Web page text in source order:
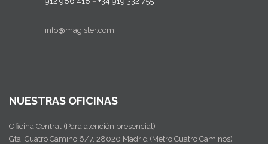
info@magister.com
NUESTRAS OFICINAS
Oficina Central (Para atención presencial)
Gta. Cuatro Camino 6/7, 28020 Madrid (Metro Cuatro Caminos)